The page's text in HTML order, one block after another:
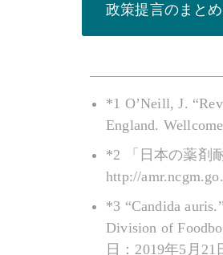
政策提言のまと
*1 O’Neill, J.
England.
*2 「日本の薬剤
http://
*3 “Candida
Division of
日：2019年5月21